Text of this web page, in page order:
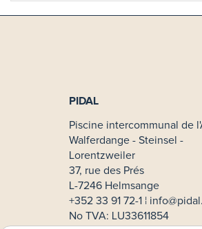
PIDAL
Piscine intercommunal de
Walferdange - Steinsel -
Lorentzweiler
37, rue des Prés
L-7246 Helmsange
+352 33 91 72-1 ¦
No TVA: LU33611854